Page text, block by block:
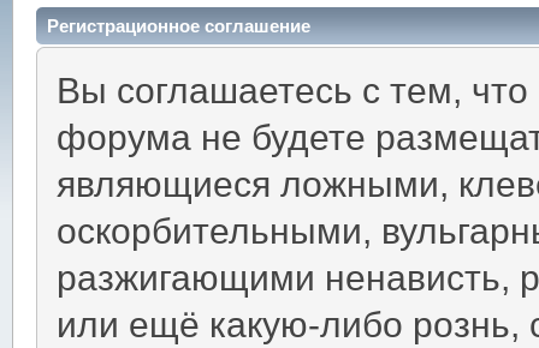
Регистрационное соглашение
Вы соглашаетесь с тем,
форума не будете
являющиеся ложными,
оскорбительными,
разжигающими ненависть,
или ещё какую-либо рознь,